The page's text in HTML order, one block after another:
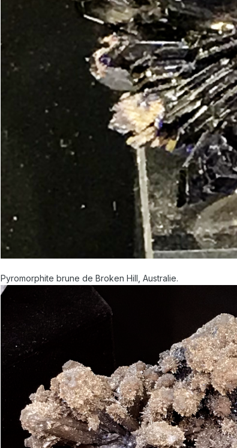
Pyromorphite brune de Broken Hill, Australie.